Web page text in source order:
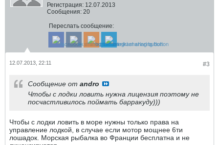
Регистрация: 12.07.2013
Сообщения: 20
Переслать сообщение:
#3
12.07.2013, 22:11
Сообщение от andro
Чтобы с лодки ловить нужна лицензия поэтому не
посчастливилось поймать барракуду)))
Чтобы с лодки ловить в море нужны только права на
управление лодкой, в случае если мотор мощнее 6ти
лошадок. Морская рыбалка во Франции бесплатна и не